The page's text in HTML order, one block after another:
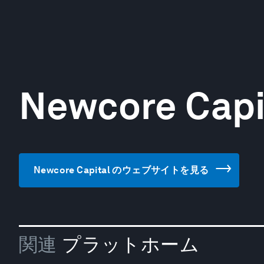
Newcore
Newcore Capital のウェブサイトを見る
関連 プラットホーム